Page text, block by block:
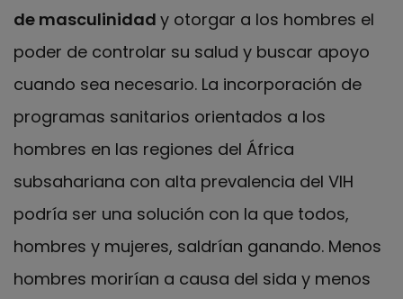
de masculinidad y otorgar a los hombres el
poder de controlar su salud y buscar apoyo
cuando sea necesario. La incorporación de
programas sanitarios orientados a los
hombres en las regiones del África
subsahariana con alta prevalencia del VIH
podría ser una solución con la que todos,
hombres y mujeres, saldrían ganando. Menos
hombres morirían a causa del sida y menos